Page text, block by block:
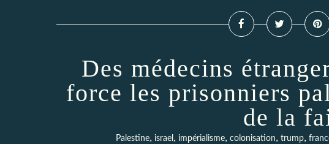
Des médecins
force les prisonniers
de la
Palestine, israel , impérialisme, colonisation, trump,